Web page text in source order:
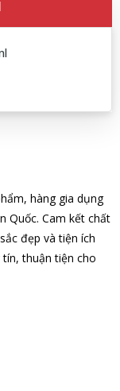
tắm Pigeon Baby
Sinh BioGaia
số 0 Hohoemi
hàng gia dụng
Quốc. Cam kết chất
đẹp và tiện ích
thuận tiện cho